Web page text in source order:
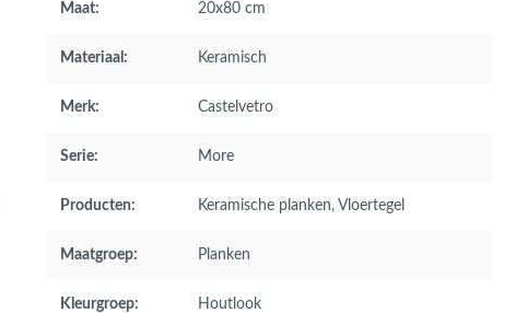
Maat: 20x80 cm
Materiaal: Keramisch
Merk: Castelvetro
Serie: More
Producten: Keramische planken, Vloertegel
Maatgroep: Planken
Kleurgroep: Houtlook